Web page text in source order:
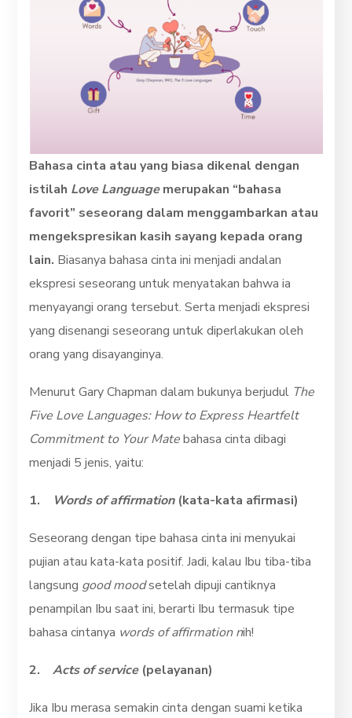
Bahasa cinta atau yang biasa dikenal dengan
istilah Love Languagemerupakan “bahasa
favorit” seseorang dalam menggambarkan atau
mengekspresikan kasih sayang kepada orang
lain. Biasanya bahasa cinta ini menjadi andalan
ekspresi seseorang untuk menyatakan bahwa ia
menyayangi orang tersebut. Serta menjadi ekspresi
yang disenangi seseorang untuk diperlakukan oleh
orang yang disayanginya.
Menurut Gary Chapman dalam bukunya berjudul The
Five Love Languages: How to Express Heartfelt
Commitment to Your Matebahasa cinta dibagi
menjadi 5 jenis, yaitu:
1. Words of affirmation(kata-kata afirmasi)
Seseorang dengan tipe bahasa cinta ini menyukai
pujian atau kata-kata positif. Jadi, kalau Ibu tiba-tiba
langsung good moodsetelah dipuji cantiknya
penampilan Ibu saat ini, berarti Ibu termasuk tipe
bahasa cintanya words of affirmation nih!
2. Acts of service(pelayanan)
Jika Ibu merasa semakin cinta dengan suami ketika